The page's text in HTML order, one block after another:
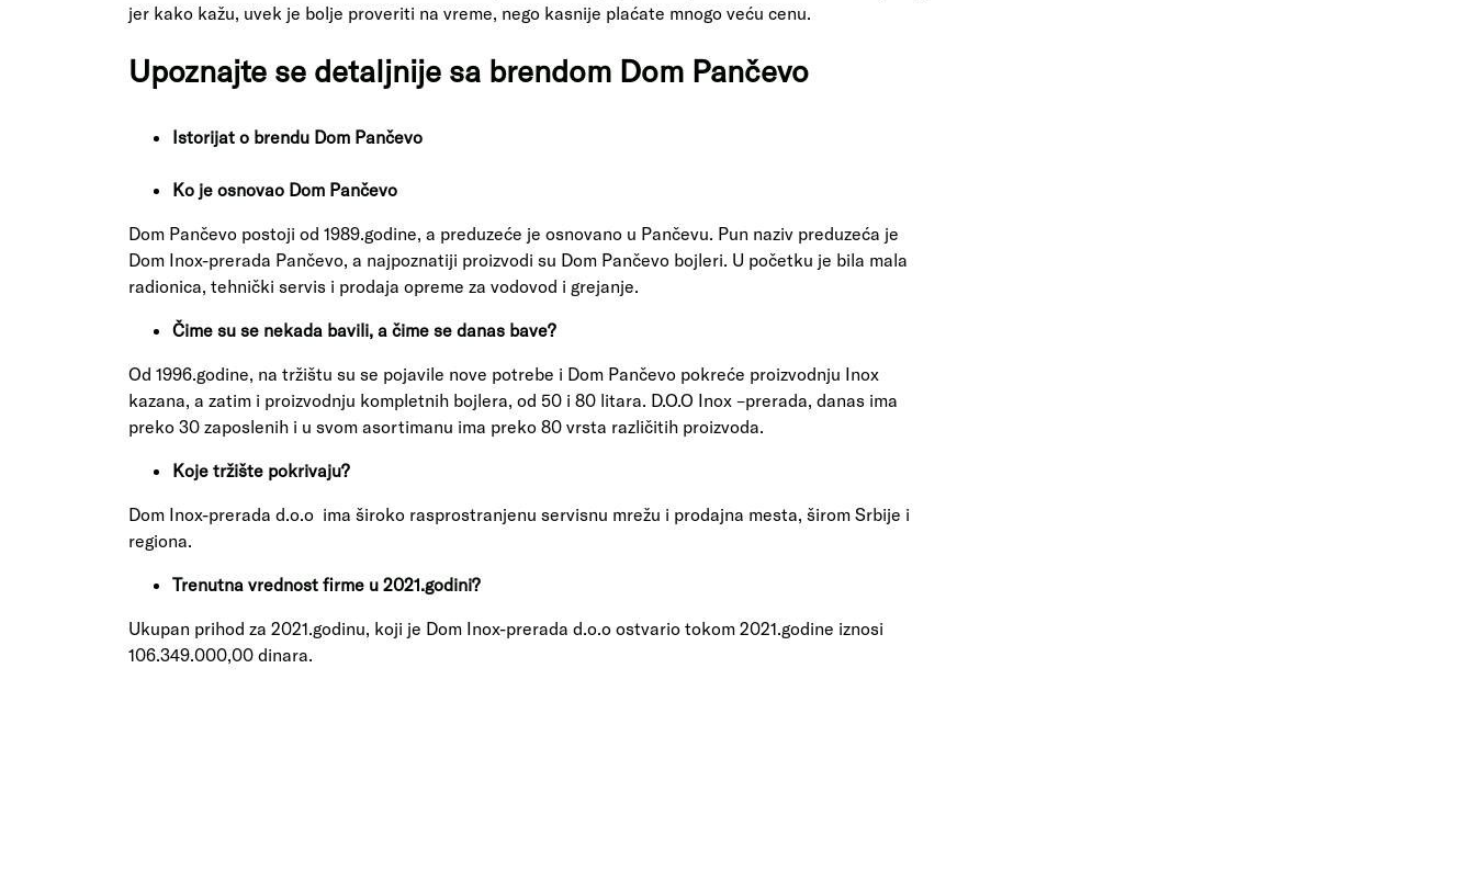
jer kako kažu, uvek je bolje proveriti na vreme, nego kasnije plaćate mnogo veću cenu.
Upoznajte se detaljnije sa brendom Dom Pančevo
Istorijat o brendu Dom Pančevo
Ko je osnovao Dom Pančevo
Dom Pančevo postoji od 1989.godine, a preduzeće je osnovano u Pančevu. Pun naziv preduzeća je
Dom Inox-prerada Pančevo, a najpoznatiji proizvodi su Dom Pančevo bojleri. U početku je bila mala
radionica, tehnički servis i prodaja opreme za vodovod i grejanje.
Čime su se nekada bavili, a čime se danas bave?
Od 1996.godine, na tržištu su se pojavile nove potrebe i Dom Pančevo pokreće proizvodnju Inox
kazana, a zatim i proizvodnju kompletnih bojlera, od 50 i 80 litara. D.O.O Inox –prerada, danas ima
preko 30 zaposlenih i u svom asortimanu ima preko 80 vrsta različitih proizvoda.
Koje tržište pokrivaju?
Dom Inox-prerada d.o.o ima široko rasprostranjenu servisnu mrežu i prodajna mesta, širom Srbije i
regiona.
Trenutna vrednost firme u 2021.godini?
Ukupan prihod za 2021.godinu, koji je Dom Inox-prerada d.o.o ostvario tokom 2021.godine iznosi
106.349.000,00 dinara.